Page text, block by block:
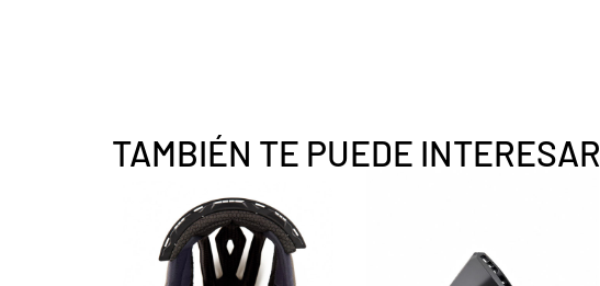
TAMBIÉN TE PUEDE INTERESAR